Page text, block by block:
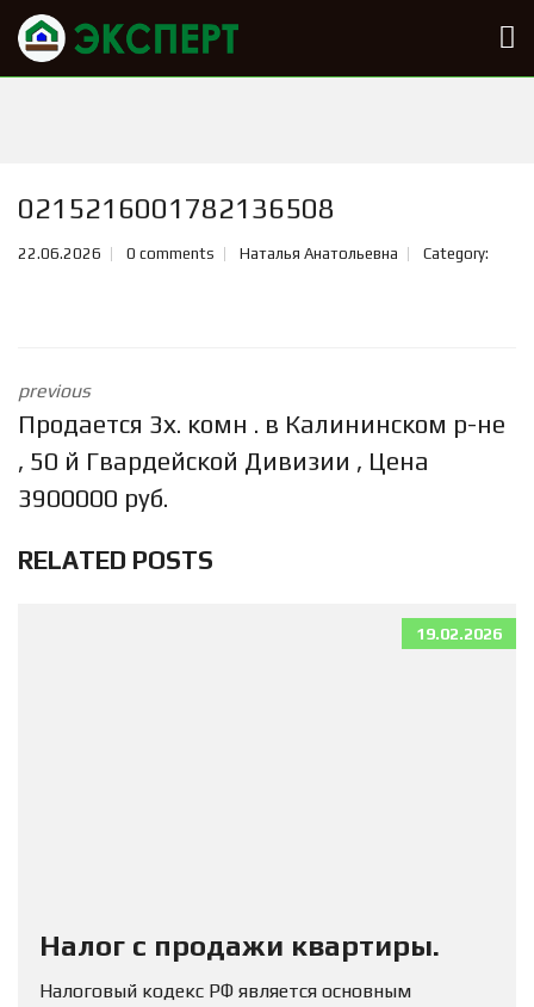
0215216001782136508
22.06.2026 0 comments Наталья Анатольевна Category:
previous
Продается 3х. комн . в Калининском р-не
, 50 й Гвардейской Дивизии , Цена
3900000 руб.
RELATED POSTS
19.02.2026
Налог с продажи квартиры.
Налоговый кодекс РФ является основным